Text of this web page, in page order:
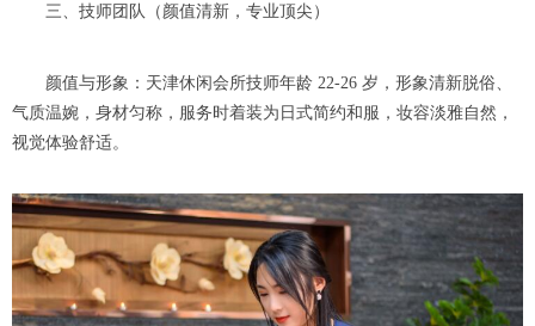
三、技师团队（颜值清新，专业顶尖）
颜值与形象：天津休闲会所技师年龄 22-26 岁，形象清新脱俗、
气质温婉，身材匀称，服务时着装为日式简约和服，妆容淡雅自然，
视觉体验舒适。